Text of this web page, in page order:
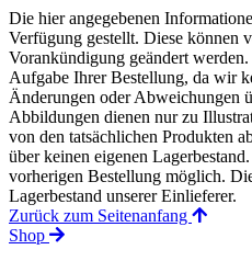
Die hier angegebenen
Verfügung gestellt. Diese können
Vorankündigung geändert
Aufgabe Ihrer Bestellung, da wir
Änderungen oder Abweichungen
Abbildungen dienen nur zu
von den tatsächlichen Produkten
über keinen eigenen
vorherigen Bestellung möglich.
Lagerbestand unserer Einlieferer.
Zurück zum Seitenanfang
Shop